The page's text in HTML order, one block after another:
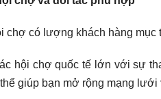
chợ có lượng khách hàng mục
hội chợ quốc tế lớn với sự
giúp bạn mở rộng mạng